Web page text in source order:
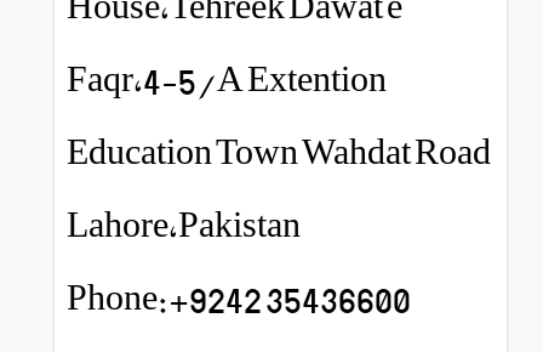
Faqr,4-5/A Extention
Education Town Wahdat Road
Lahore,Pakistan
Phone:+9242 35436600